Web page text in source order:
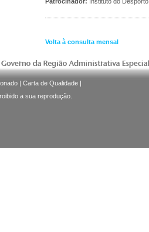
Volta à consulta mensal
| Carta de Qualidade |
a sua reprodução.